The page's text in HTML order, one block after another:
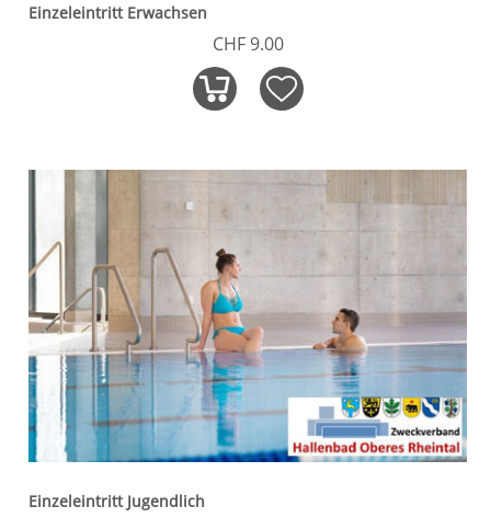
Einzeleintritt Erwachsen
CHF 9.00
Einzeleintritt Jugendlich